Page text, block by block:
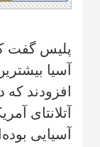
پلیس گفت
آسیا
افزودند
آتلانتای
آسیایی